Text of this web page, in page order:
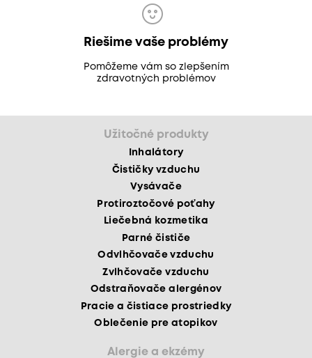
Riešime vaše problémy
Pomôžeme vám so zlepšením
zdravotných problémov
Užitočné produkty
Inhalátory
Čističky vzduchu
Vysávače
Protiroztočové poťahy
Liečebná kozmetika
Parné čističe
Odvlhčovače vzduchu
Zvlhčovače vzduchu
Odstraňovače alergénov
Pracie a čistiace prostriedky
Oblečenie pre atopikov
Alergie a ekzémy